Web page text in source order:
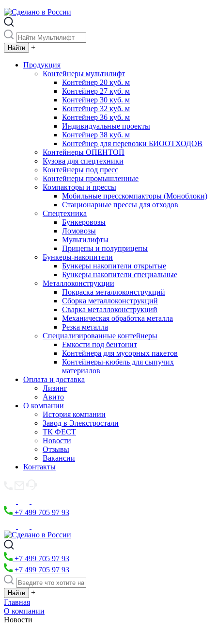
+
Продукция
Контейнеры мультилифт
Контейнер 20 куб. м
Контейнер 27 куб. м
Контейнер 30 куб. м
Контейнер 32 куб. м
Контейнер 36 куб. м
Индивидуальные проекты
Контейнер 38 куб. м
Контейнер для перевозки БИООТХОДОВ
Контейнеры ОПЕНТОП
Кузова для спецтехники
Контейнеры под пресс
Контейнеры промышленные
Компакторы и прессы
Мобильные пресскомпакторы (Моноблоки)
Стационарные прессы для отходов
Спецтехника
Бункеровозы
Ломовозы
Мультилифты
Прицепы и полуприцепы
Бункеры-накопители
Бункеры накопители открытые
Бункеры накопители специальные
Металлоконструкции
Покраска металлоконструкций
Сборка металлоконструкций
Сварка металлоконструкций
Механическая обработка металла
Резка металла
Специализированные контейнеры
Емкости под бентонит
Контейнера для мусорных пакетов
Контейнеры-кюбель для сыпучих
материалов
Оплата и доставка
Лизинг
Авито
О компании
История компании
Завод в Элекстростали
ТК ФЕСТ
Новости
Отзывы
Вакансии
Контакты
+7 499 705 97 93
+7 499 705 97 93
+7 499 705 97 93
+
Главная
О компании
Новости